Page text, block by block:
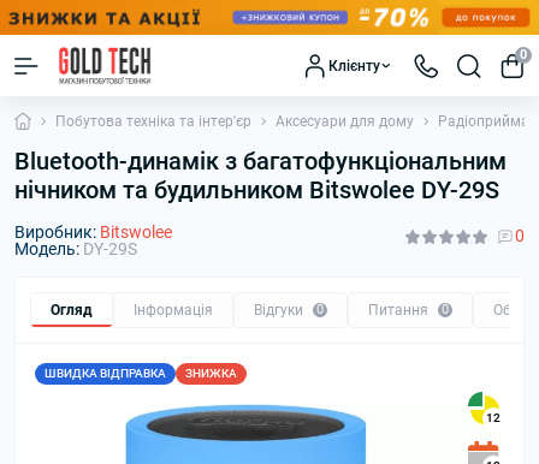
Клієнту
0
Побутова техніка та інтер'єр Аксесуари для дому
Bluetooth-динамік з багатофункціональним
нічником та будильником Bitswolee DY-29S
Виробник: Bitswolee
Модель: DY-29S
0
Огляд Інформація Відгуки 0 Питання 0 Обмін
ШВИДКА ВІДПРАВКА ЗНИЖКА
12